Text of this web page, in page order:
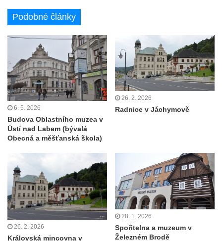
Podobné články
6. 5. 2026
Budova Oblastního muzea v
Ústí nad Labem (bývalá
Obecná a měšťanská škola)
26. 2. 2026
Radnice v Jáchymově
26. 2. 2026
Královská mincovna v
28. 1. 2026
Spořitelna a muzeum v
Železném Brodě